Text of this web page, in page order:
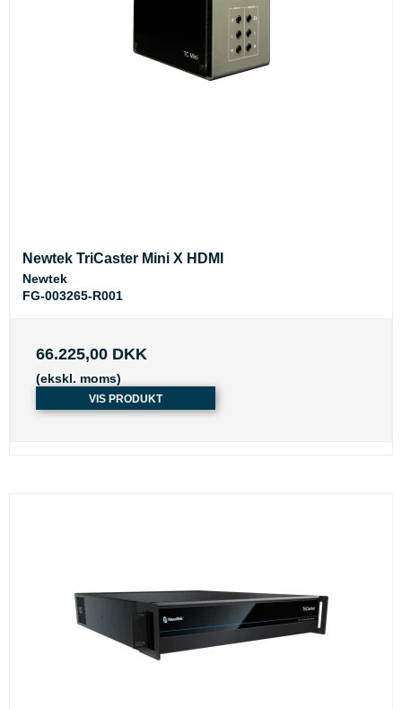
Newtek TriCaster Mini X HDMI
Newtek
FG-003265-R001
66.225,00 DKK
(ekskl. moms)
VIS PRODUKT